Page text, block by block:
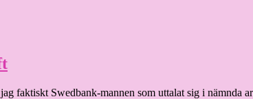
faktiskt Swedbank-mannen som uttalat sig i